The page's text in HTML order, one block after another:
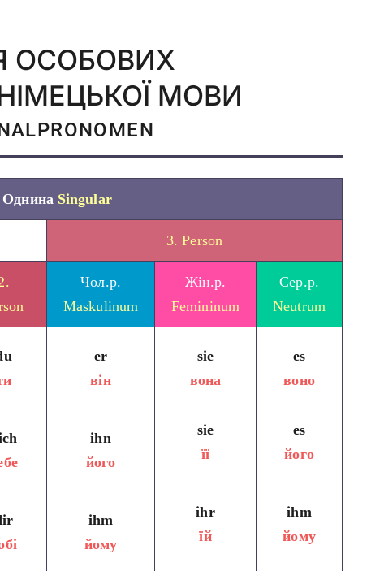
ОСОБОВИХ
МОВИ
Однина Singular
3. Person
Чол.р.
Maskulinum
Жін.р.
Femininum
Сер.р.
Neutrum
er
він
sie
вона
es
воно
ihn
його
sie
її
es
його
ihm
йому
ihr
їй
ihm
йому